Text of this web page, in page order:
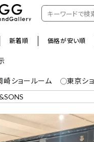
新着順 価格が安い順
崎ショールーム 東京シ